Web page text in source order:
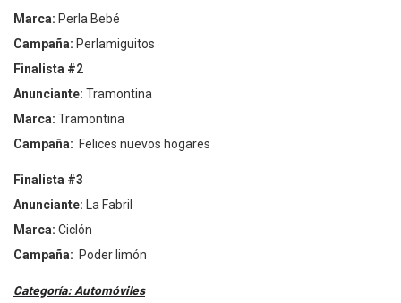
Marca: Perla Bebé
Campaña: Perlamiguitos
Finalista #2
Anunciante: Tramontina
Marca: Tramontina
Campaña: Felices nuevos hogares
Finalista #3
Anunciante: La Fabril
Marca: Ciclón
Campaña: Poder limón
Categoría: Automóviles